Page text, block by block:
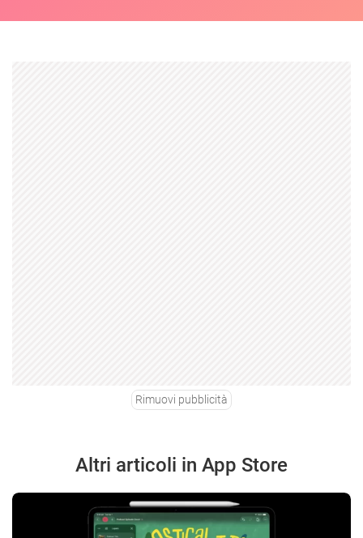
Rimuovi pubblicità
Altri articoli in App Store